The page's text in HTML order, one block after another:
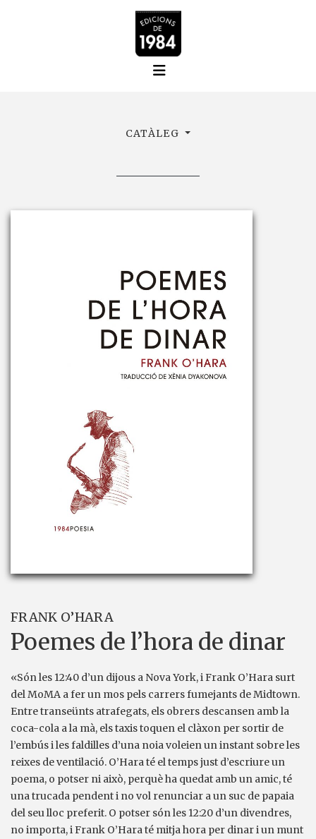
CATÀLEG
FRANK O’HARA
Poemes de l’hora de dinar
«Són les 12:40 d’un dijous a Nova York, i Frank O’Hara surt
del MoMA a fer un mos pels carrers fumejants de Midtown.
Entre transeünts atrafegats, els obrers descansen amb la
coca-cola a la mà, els taxis toquen el clàxon per sortir de
l’embús i les faldilles d’una noia voleien un instant sobre les
reixes de ventilació. O’Hara té el temps just d’escriure un
poema, o potser ni això, perquè ha quedat amb un amic, té
una trucada pendent i no vol renunciar a un suc de papaia
del seu lloc preferit. O potser són les 12:20 d’un divendres,
no importa, i Frank O’Hara té mitja hora per dinar i un munt